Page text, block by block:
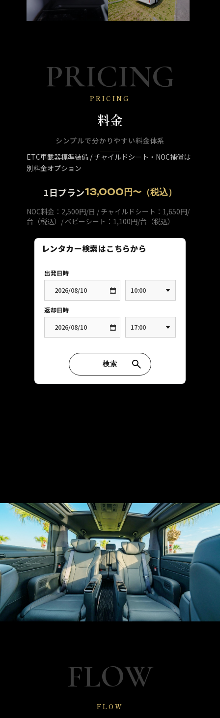
PRICING
PRICING
料金
シンプルで分かりやすい料金体系
ETC車載器標準装備 / チャイルドシート・NOC補償は
別料金オプション
1日プラン13,000円〜（税込）
NOC料金：2,500円/日 / チャイルドシート：1,650円/
台（税込）/ ベビーシート：1,100円/台（税込）
FLOW
FLOW